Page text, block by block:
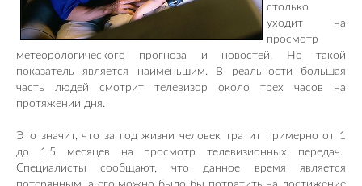
столько
уходит на
просмотр
метеорологического прогноза и новостей. Но такой
показатель является наименьшим. В реальности большая
часть людей смотрит телевизор около трех часов на
протяжении дня.
Это значит, что за год жизни человек тратит примерно от 1
до 1,5 месяцев на просмотр телевизионных передач.
Специалисты сообщают, что данное время является